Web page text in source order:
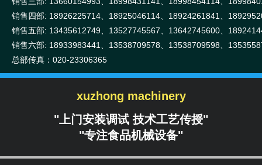
销售四部: 18926225714、18925046114、18924261841、
销售五部: 13435612749、13527745567、13642745600、
销售六部: 18933983441、13538709578、13538709598、
总部传真：020-23306365
xuzhong machinery
"上门安装调试 技术工艺传授"
"专注食品机械设备"